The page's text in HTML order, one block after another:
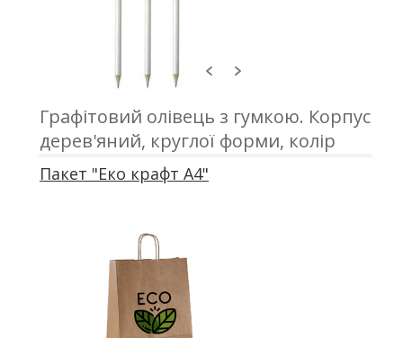
Графітовий олівець з гумкою. Корпус
дерев'яний, круглої форми, колір
білий. Заточений
Пакет "Еко крафт А4"